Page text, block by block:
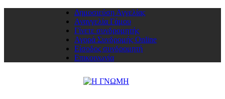
Δημοσιεύση Αγγελίας
Αναγγελία Γάμου
Γίνετε συνδρομητής
Αγορά Συνδρομής Online
Είσοδος συνδρομητή
Επικοινωνία